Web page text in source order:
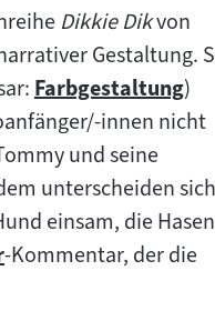
Dikkie Dikvon
Gestaltung.
Zum
Inhalt:
Farbgestaltung)
innen nicht
und seine
unterscheiden sich
einsam, die Hasen
-Kommentar, der die